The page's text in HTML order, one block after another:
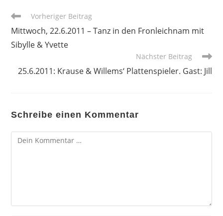
Weitere
ansehen
Vorheriger Beitrag
Mittwoch, 22.6.2011 – Tanz in den Fronleichnam mit
Sibylle & Yvette
Nächster Beitrag
25.6.2011: Krause & Willems‘ Plattenspieler. Gast: Jill
Schreibe einen Kommentar
Kommentar